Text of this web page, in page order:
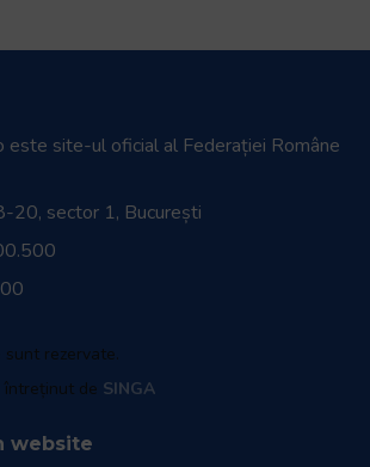
este site-ul oficial al Federației Române
20, sector 1, București
rezervate.
întreținut de SINGA
website